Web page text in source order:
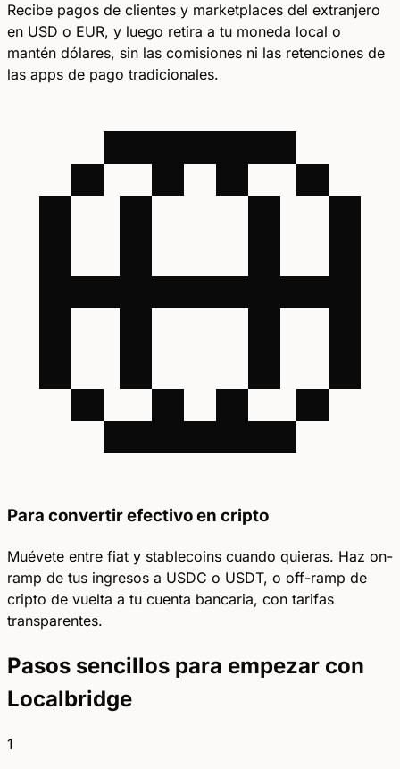
Recibe pagos de clientes y marketplaces del extranjero
en USD o EUR, y luego retira a tu moneda local o
mantén dólares, sin las comisiones ni las retenciones de
las apps de pago tradicionales.
Para convertir efectivo en cripto
Muévete entre fiat y stablecoins cuando quieras. Haz on-
ramp de tus ingresos a USDC o USDT, o off-ramp de
cripto de vuelta a tu cuenta bancaria, con tarifas
transparentes.
Pasos sencillos para empezar con
Localbridge
1